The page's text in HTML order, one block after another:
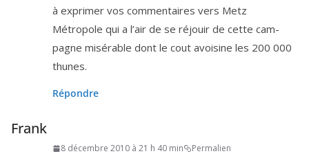
à expri­mer vos com­men­taires vers Metz
Métropole qui a l’air de se réjouir de cette cam­
pagne misé­rable dont le cout avoi­sine les 200 000
thunes.
Répondre
Frank
8 décembre 2010 à 21 h 40 min Permalien